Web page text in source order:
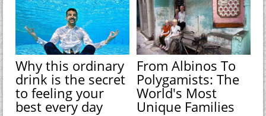
Why this ordinary
drink is the secret
to feeling your
best every day
From Albinos To
Polygamists: The
World's Most
Unique Families